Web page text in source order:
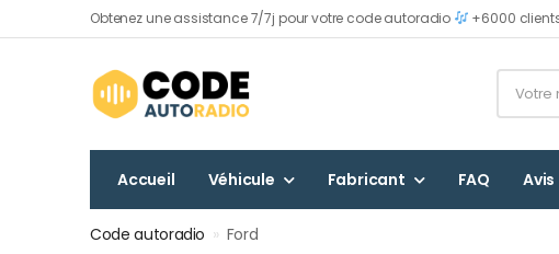
Obtenez une assistance 7/7j pour votre code autoradio +6000
Accueil Véhicule Fabricant FAQ Avis
Code autoradio » Ford